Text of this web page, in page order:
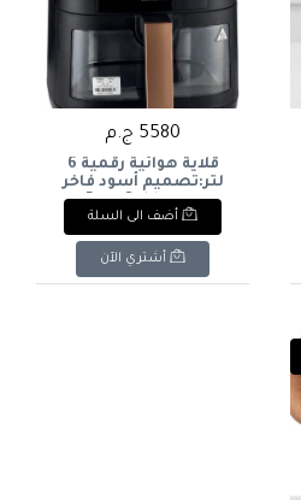
5580 ج.م
قلاية هوائية رقمية 6
لتر:تصميم أسود فاخر
بلمسات Rose Gold مع
شاشة لمس ونافذة رؤية
زجاجية، لطهي صحي
وسهل للعائلةAriete
Digital Air Fryer
أضف الى السلة
أشتري الآن